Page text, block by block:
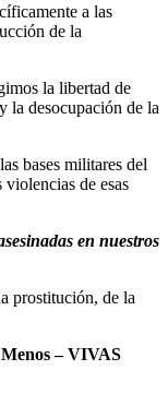
a las
de la
la libertad de
la desocupación de la
bases militares del
de esas
en nuestros
prostitución, de la
– VIVAS